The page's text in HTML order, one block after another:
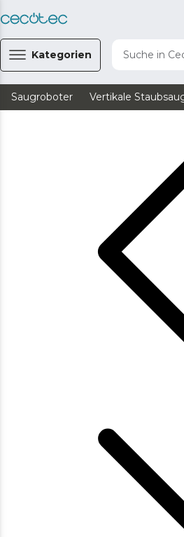
Kategorien Suche in
Saugroboter Vertikale